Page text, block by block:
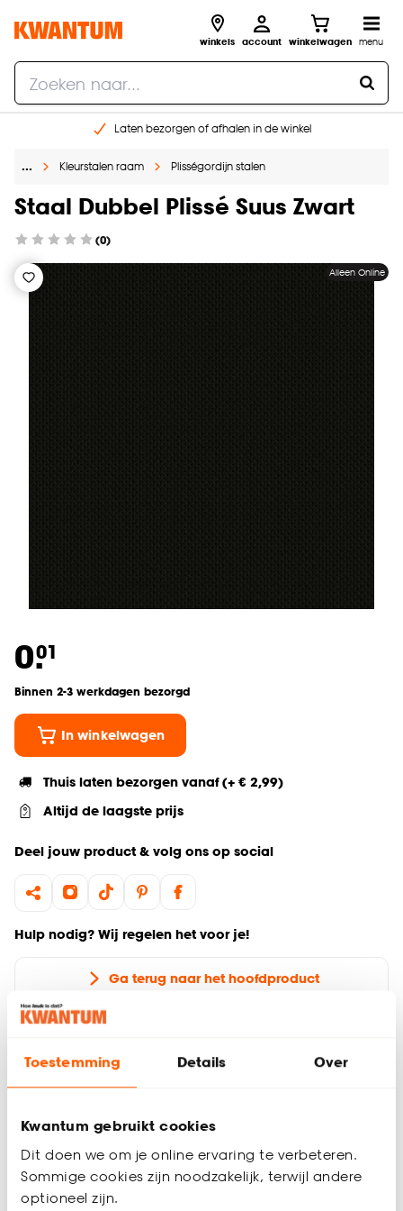
Toestemming Details Over
Kwantum gebruikt cookies
Dit doen we om je online ervaring te verbeteren.
Sommige cookies zijn noodzakelijk, terwijl andere
optioneel zijn.
winkels account winkelwagen menu
Laten bezorgen of afhalen in de winkel
Gratis raam advies en inmeten aan huis
€ 5,- korting op je volgende bestelling
… Kleurstalen raam Plisségordijn stalen
Staal Dubbel Plissé Suus Zwart
(0)
Alleen Online
0.01
Binnen 2-3 werkdagen bezorgd
In winkelwagen
Thuis laten bezorgen vanaf (+ € 2,99)
Altijd de laagste prijs
Deel jouw product & volg ons op social
Hulp nodig? Wij regelen het voor je!
Ga terug naar het hoofdproduct
Wil je zeker weten dat deze raamdecoratie bij de rest van
raamdecoratie jouw favoriet is. Zo ben je 100% zeker van de
juiste keuze. De kleurstalen worden binnen 2 à 3 werkdagen
thuisbezorgd en passen door de brievenbus. Afmeting staal
Plisségordijn: 11 cm.